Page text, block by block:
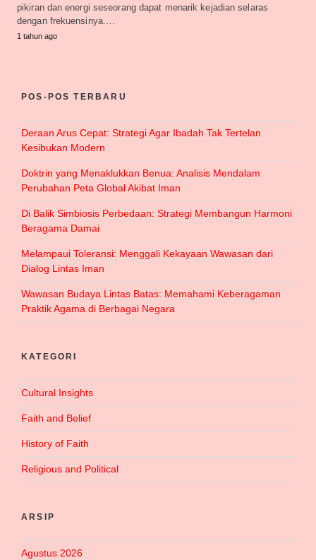
pikiran dan energi seseorang dapat menarik kejadian selaras
dengan frekuensinya.…
1 tahun ago
POS-POS TERBARU
Deraan Arus Cepat: Strategi Agar Ibadah Tak Tertelan
Kesibukan Modern
Doktrin yang Menaklukkan Benua: Analisis Mendalam
Perubahan Peta Global Akibat Iman
Di Balik Simbiosis Perbedaan: Strategi Membangun Harmoni
Beragama Damai
Melampaui Toleransi: Menggali Kekayaan Wawasan dari
Dialog Lintas Iman
Wawasan Budaya Lintas Batas: Memahami Keberagaman
Praktik Agama di Berbagai Negara
KATEGORI
Cultural Insights
Faith and Belief
History of Faith
Religious and Political
ARSIP
Agustus 2026